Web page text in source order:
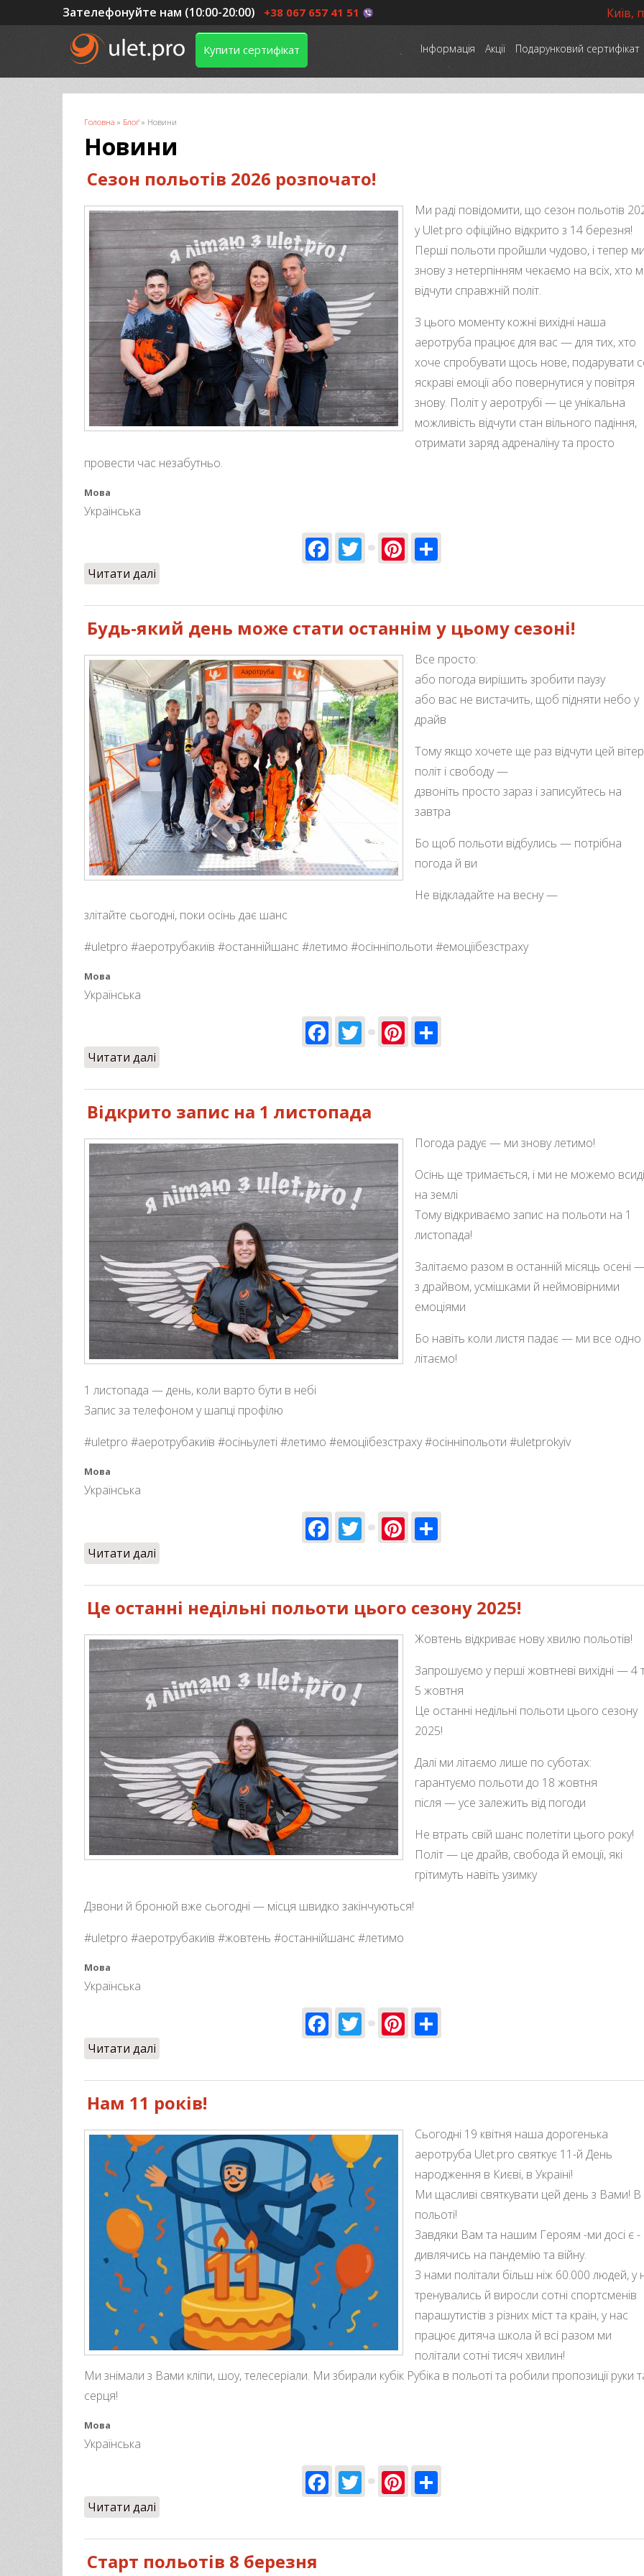
Зателефонуйте нам (10:00-20:00) +38 067 657 41 51 Київ,
Купити сертифікат Інформація Акції Подарунковий сертифікат
Ви є тут
Головна » Блоґ » Новини
Новини
Сезон польотів 2026 розпочато!
Ми раді повідомити, що сезон польотів
у Ulet.pro офіційно відкрито з 14 березня!
Перші польоти пройшли чудово, і тепер
знову з нетерпінням чекаємо на всіх, хто
відчути справжній політ.
З цього моменту кожні вихідні наша
аеротруба працює для вас — для тих, хто
хоче спробувати щось нове, подарувати
яскраві емоції або повернутися у повітря
знову. Політ у аеротрубі — це унікальна
можливість відчути стан вільного падіння,
отримати заряд адреналіну та просто
провести час незабутньо.
Мова
Українська
Facebook
TwitterPinterest
Читати далі
Будь-який день може стати останнім у цьому сезоні!
Все просто:
або погода вирішить зробити паузу
або вас не вистачить, щоб підняти небо у
драйв
Тому якщо хочете ще раз відчути цей
політ і свободу —
дзвоніть просто зараз і записуйтесь на
завтра
Бо щоб польоти відбулись — потрібна
погода й ви
Не відкладайте на весну —
злітайте сьогодні, поки осінь дає шанс
#uletpro #аеротрубакиїв #останнійшанс #летимо #осінніпольоти #емоціїбезстраху
Мова
Українська
Facebook
TwitterPinterest
Читати далі
Відкрито запис на 1 листопада
Погода радує — ми знову летимо!
Осінь ще тримається, і ми не можемо
на землі
Тому відкриваємо запис на польоти на 1
листопада!
Залітаємо разом в останній місяць осені
з драйвом, усмішками й неймовірними
емоціями
Бо навіть коли листя падає — ми все одно
літаємо!
1 листопада — день, коли варто бути в небі
Запис за телефоном у шапці профілю
#uletpro #аеротрубакиїв #осіньулеті #летимо #емоціїбезстраху #осінніпольоти #uletprokyiv
Мова
Українська
Facebook
TwitterPinterest
Читати далі
Це останні недільні польоти цього сезону 2025!
Жовтень відкриває нову хвилю польотів!
Запрошуємо у перші жовтневі вихідні — 4
5 жовтня
Це останні недільні польоти цього сезону
2025!
Далі ми літаємо лише по суботах:
гарантуємо польоти до 18 жовтня
після — усе залежить від погоди
Не втрать свій шанс полетіти цього року!
Політ — це драйв, свобода й емоції, які
грітимуть навіть узимку
Дзвони й бронюй вже сьогодні — місця швидко закінчуються!
#uletpro #аеротрубакиїв #жовтень #останнійшанс #летимо
Мова
Українська
Facebook
TwitterPinterest
Читати далі
Нам 11 років!
Сьогодні 19 квітня наша дорогенька
аеротруба Ulet.pro святкує 11-й День
народження в Києві, в Україні!
Ми щасливі святкувати цей день з Вами! В
польоті!
Завдяки Вам та нашим Героям -ми досі є -
дивлячись на пандемію та війну.
З нами політали більш ніж 60.000 людей, у
тренувались й виросли сотні спортсменів
парашутистів з різних міст та країн, у нас
працює дитяча школа й всі разом ми
політали сотні тисяч хвилин!
Ми знімали з Вами кліпи, шоу, телесеріали. Ми збирали кубік Рубіка в польоті та робили пропозиції руки
серця!
Мова
Українська
Facebook
TwitterPinterest
Читати далі
Старт польотів 8 березня